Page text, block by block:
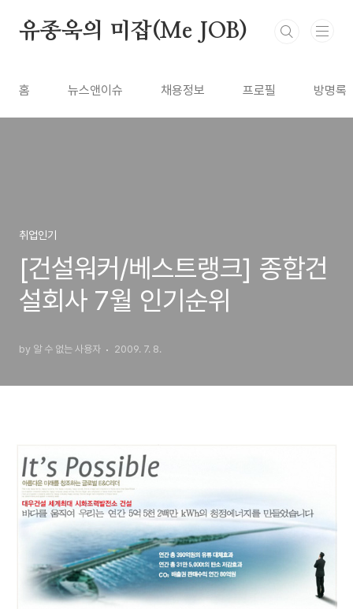
유종욱의 미잡(Me JOB)
홈 뉴스앤이슈 채용정보 프로필 방명록
취업인기
[건설워커/베스트랭크] 종합건
설회사 7월 인기순위
by 알 수 없는 사용자 2009. 7. 8.